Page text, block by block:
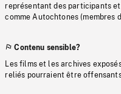
représentant des participants
comme Autochtones (membres
Contenu sensible?
Les films et les archives
reliés pourraient être